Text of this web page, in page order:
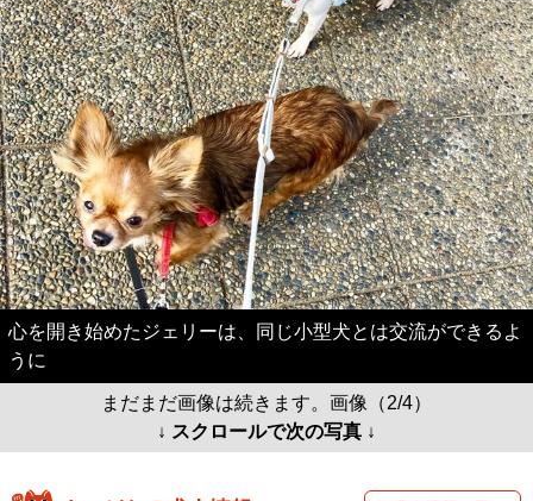
心を開き始めたジェリーは、同じ小型犬とは交流ができるよ
うに
まだまだ画像は続きます。画像（2/4）
↓ スクロールで次の写真 ↓